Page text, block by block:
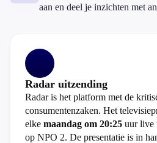
aan en deel je inzichten met
Radar uitzending
Radar is het platform met de
consumentenzaken. Het
elke maandag om 20:25 uur live
op NPO 2. De presentatie is in